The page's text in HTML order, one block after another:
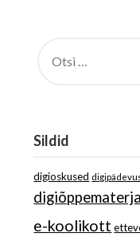
Sildid
digioskused
e-koolikott